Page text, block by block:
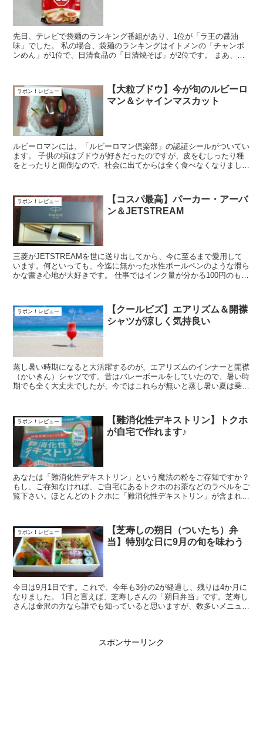
先日、テレビで袋麺のランキング番組があり、1位が「ラ王の醤油
味」でした。 私の場合、袋麺のランキングはイトメンの「チャンポ
ンめん」が1位で、日清食品の「日清焼そば」が2位です。 まあ、た
ラポン！レビュー
【大粒ブドウ】今が旬のルビーロ
マン＆シャインマスカット
ルビーロマンには、「ルビーロマン倶楽部」の認証シールがついてい
ます。 子供の頃はブドウが好きだったのですが、皮をむしったり種
をとったりと面倒なので、社会に出てからは全く食べなくなりまし
ラポン！レビュー
【コスパ最高】パーカー・アーバ
ン＆JETSTREAM
三菱がJETSTREAMを世に送り出してから、今に至るまで愛用して
います。何といっても、今迄に無かった水性ボールペンのような滑ら
かな書き心地が大好きです。 仕事ではインク量が分かる100円のもの
ラポン！レビュー
【クールビズ】エアリズム＆開襟
シャツが涼しく気持良い
蒸し暑い時期になると大活躍するのが、エアリズムのインナーと開襟
（かいきん）シャツです。昔はバレーボールをしていたので、暑い時
期でも全く大丈夫でしたが、今ではこれらが無いと蒸し暑い夏は乗り
ラポン！レビュー
【難消化性デキストリン】トクホ
が自宅で作れます♪
あなたは「難消化性デキストリン」という魔法の粉をご存知ですか？
もし、ご存知なければ、ご自宅にあるトクホのお茶などのラベルをご
覧下さい。ほとんどのトクホに「難消化性デキストリン」が含まれて
ラポン！レビュー
【芝寿しの朔日（ついたち）弁
当】特別な日に9月の旬を味わう
今日は9月1日です。これで、今年も3分の2が経過し、残りは4か月に
なりました。 1日と言えば、芝寿しさんの「朔日弁当」です。芝寿し
さんは金沢の方なら誰でも知っていると思いますが、数多いメニュー
スポンサーリンク